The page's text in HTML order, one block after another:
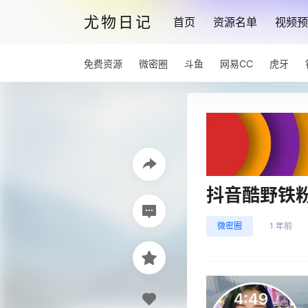
尤物日记 首页 资源名单 视频
免费资源 微密圈 斗鱼 网易CC 虎牙
抖音酷野铁
微密圈 1 年前